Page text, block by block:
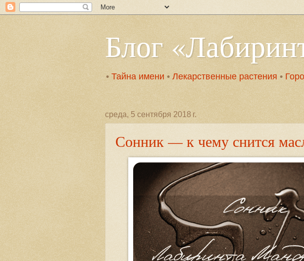
Блог
• Тайна имени • Лекарственные растения •
среда, 5 сентября 2018 г.
Сонник — к чему снится